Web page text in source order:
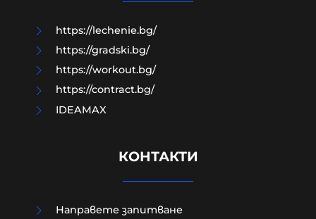
https://lechenie.bg/
https://gradski.bg/
https://workout.bg/
https://contract.bg/
IDEAMAX
КОНТАКТИ
Направете запитване